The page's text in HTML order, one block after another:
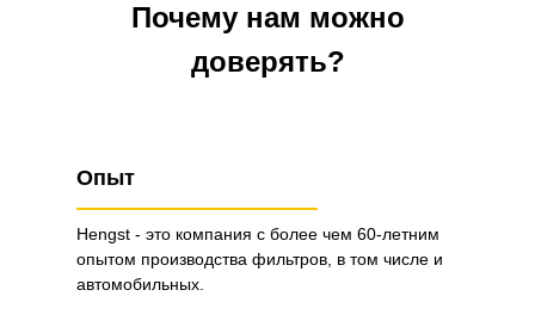
Почему нам можно
доверять?
Опыт
Hengst - это компания с более чем 60-летним
опытом производства фильтров, в том числе и
автомобильных.